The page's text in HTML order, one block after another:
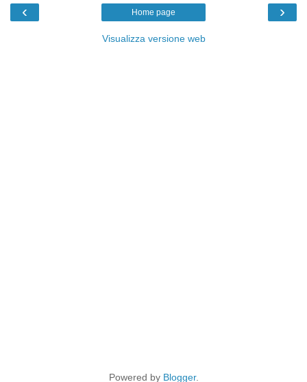
‹ ›
Home page
Visualizza versione web
Powered by Blogger.